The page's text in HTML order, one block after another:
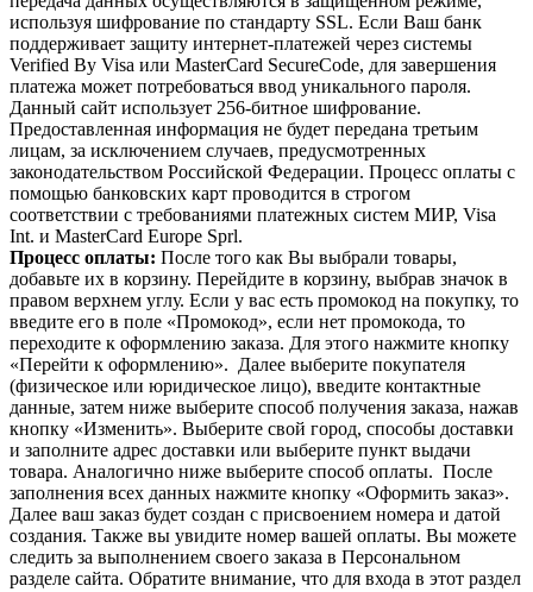
используя шифрование по стандарту SSL. Если Ваш банк
поддерживает защиту интернет-платежей через системы
Verified By Visa или MasterCard SecureCode, для завершения
платежа может потребоваться ввод уникального пароля.
Данный сайт использует 256-битное шифрование.
Предоставленная информация не будет передана третьим
лицам, за исключением случаев, предусмотренных
законодательством Российской Федерации. Процесс оплаты с
помощью банковских карт проводится в строгом
соответствии с требованиями платежных систем МИР, Visa
Int. и MasterCard Europe Sprl.
Процесс оплаты: После того как Вы выбрали товары,
добавьте их в корзину. Перейдите в корзину, выбрав значок в
правом верхнем углу. Если у вас есть промокод на покупку, то
введите его в поле «Промокод», если нет промокода, то
переходите к оформлению заказа. Для этого нажмите кнопку
«Перейти к оформлению». Далее выберите покупателя
(физическое или юридическое лицо), введите контактные
данные, затем ниже выберите способ получения заказа, нажав
кнопку «Изменить». Выберите свой город, способы доставки
и заполните адрес доставки или выберите пункт выдачи
товара. Аналогично ниже выберите способ оплаты. После
заполнения всех данных нажмите кнопку «Оформить заказ».
Далее ваш заказ будет создан с присвоением номера и датой
создания. Также вы увидите номер вашей оплаты. Вы можете
следить за выполнением своего заказа в Персональном
разделе сайта. Обратите внимание, что для входа в этот раздел